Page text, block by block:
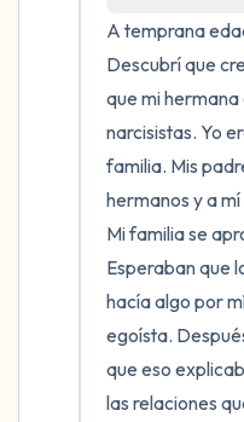
A temprana
Descubrí que
que mi
narcisistas. Yo
familia. Mis
hermanos y a
Mi familia se
Esperaban que
hacía algo por
egoísta.
que eso
las relaciones